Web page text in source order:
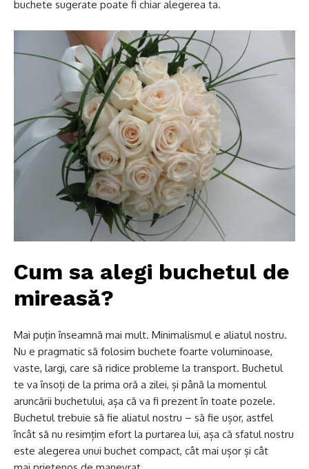
buchete sugerate poate fi chiar alegerea ta.
Cum sa alegi buchetul de
mireasă?
Mai puțin înseamnă mai mult. Minimalismul e aliatul nostru.
Nu e pragmatic să folosim buchete foarte voluminoase,
vaste, largi, care să ridice probleme la transport. Buchetul
te va însoți de la prima oră a zilei, și până la momentul
aruncării buchetului, așa că va fi prezent în toate pozele.
Buchetul trebuie să fie aliatul nostru – să fie ușor, astfel
încât să nu resimțim efort la purtarea lui, așa că sfatul nostru
este alegerea unui buchet compact, cât mai ușor și cât